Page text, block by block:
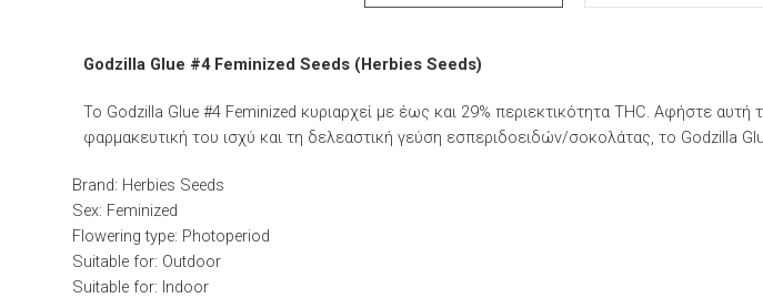
Godzilla Glue #4 Feminized Seeds (Herbies Seeds)
To Godzilla Glue #4 Feminized κυριαρχεί με έως και 29% περιεκτικότητα THC. Αφήστε αυτή
φαρμακευτική του ισχύ και τη δελεαστική γεύση εσπεριδοειδών/σοκολάτας, το Godzilla
Brand: Herbies Seeds
Sex: Feminized
Flowering type: Photoperiod
Suitable for: Outdoor
Suitable for: Indoor